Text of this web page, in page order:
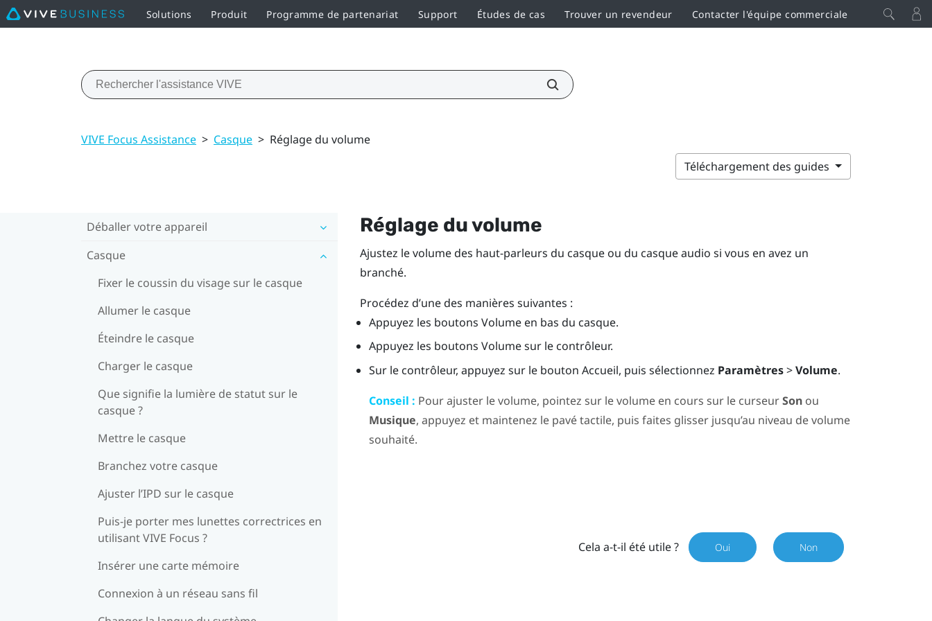
Solutions Produit Programme de partenariat Support Études de cas Trouver un revendeur Contacter l'équipe commerciale
VIVE Focus Assistance > Casque > Réglage du volume
Téléchargement des guides
Déballer votre appareil
Casque
Fixer le coussin du visage sur le casque
Allumer le casque
Éteindre le casque
Charger le casque
Que signifie la lumière de statut sur le
casque ?
Mettre le casque
Branchez votre casque
Ajuster l’IPD sur le casque
Puis-je porter mes lunettes correctrices en
utilisant VIVE Focus ?
Insérer une carte mémoire
Connexion à un réseau sans fil
Réglage du volume
Ajustez le volume des haut-parleurs du casque ou du casque audio si vous en avez un
branché.
Procédez d’une des manières suivantes :
Appuyez les boutons Volumeen bas du casque.
Appuyez les boutons Volumesur le contrôleur.
Sur le contrôleur, appuyez sur le bouton Accueil, puis sélectionnez Paramètres>Volume.
Conseil : Pour ajuster le volume, pointez sur le volume en cours sur le curseurSonou
Musique, appuyez et maintenez le pavé tactile, puis faites glisser jusqu’au niveau de volume
souhaité.
Cela a-t-il été utile ? Oui Non